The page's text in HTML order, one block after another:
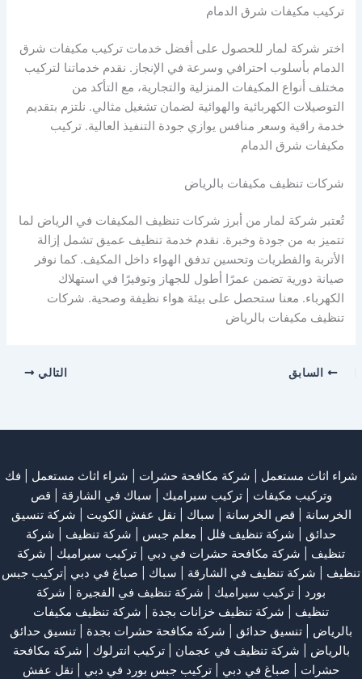
تركيب مكيفات شرق الدمام
اختر شركة لمار للحصول على أفضل خدمات تركيب مكيفات شرق
الدمام بأسلوب احترافي وسرعة في الإنجاز. نقدم خدماتنا لتركيب
مختلف أنواع المكيفات المنزلية والتجارية، مع التأكد من
التوصيلات الكهربائية والهوائية لضمان تشغيل مثالي. نلتزم بتقديم
خدمة راقية وسعر منافس يوازي جودة التنفيذ العالية. تركيب
مكيفات شرق الدمام
شركات تنظيف مكيفات بالرياض
تُعتبر شركة لمار من أبرز شركات تنظيف المكيفات في الرياض لما
تتميز به من جودة وخبرة. نقدم خدمة تنظيف عميق تشمل إزالة
الأتربة والفطريات وتحسين تدفق الهواء داخل المكيف. كما نوفر
صيانة دورية تضمن عمرًا أطول للجهاز وتوفيرًا في استهلاك
الكهرباء. معنا ستحصل على بيئة هواء نظيفة وصحية. شركات
تنظيف مكيفات بالرياض
السابق التالي
شراء اثاث مستعمل شركة مكافحة حشرات شراء اثاث مستعمل
فك
وتركيب مكيفات | تركيب سيراميك | سباك في الشارقة
قص
الخرسانة | قص الخرسانة | سباك نقل عفش الكويت
شركة تنسيق
حدائق
شركة تنظيف فلل معلم جبس شركة تنظيف
شركة
تنظيف
شركة مكافحة حشرات في دبي تركيب سيراميك
شركة
تنظيف
شركة تنظيف في الشارقة | سباك | صباغ في دبي |تركيب جبس
بورد | تركيب سيراميك شركة تنظيف في الفجيرة
شركة
تنظيف
شركة تنظيف خزانات بجدة
شركة تنظيف مكيفات
بالرياض
تنسيق حدائق شركة مكافحة حشرات بجدة
تنسيق حدائق
بالرياض
شركة تنظيف في عجمان | تركيب انترلوك | شركة مكافحة
حشرات
صباغ في دبي تركيب جبس بورد في دبي نقل عفش